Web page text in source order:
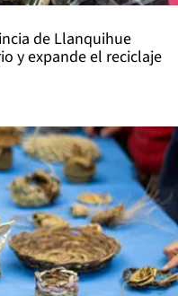
de Llanquihue
y expande el reciclaje